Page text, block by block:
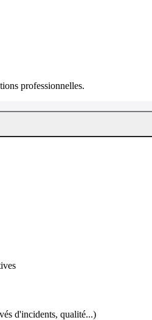
professionnelles.
d'incidents, qualité...)